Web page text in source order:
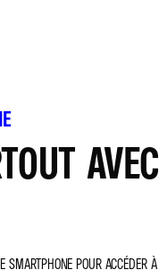
AVEC
SMARTPHONE POUR ACCÉDER À